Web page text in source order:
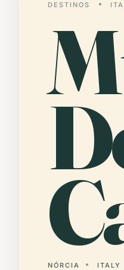
DESTINOS
NÓRCIA ITALY